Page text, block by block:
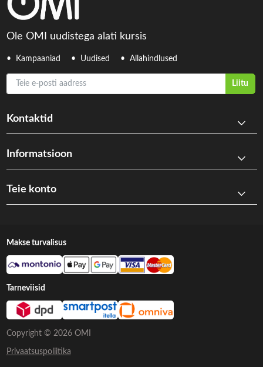
Ole OMI uudistega alati kursis
Kampaaniad Uudised Allahindlused
Teie e-posti aadress
Liitu
Kontaktid
Informatsioon
Teie konto
Copyright © 2026 OMI
Privaatsuspoliitika
Makse turvalisus
Tarneviisid